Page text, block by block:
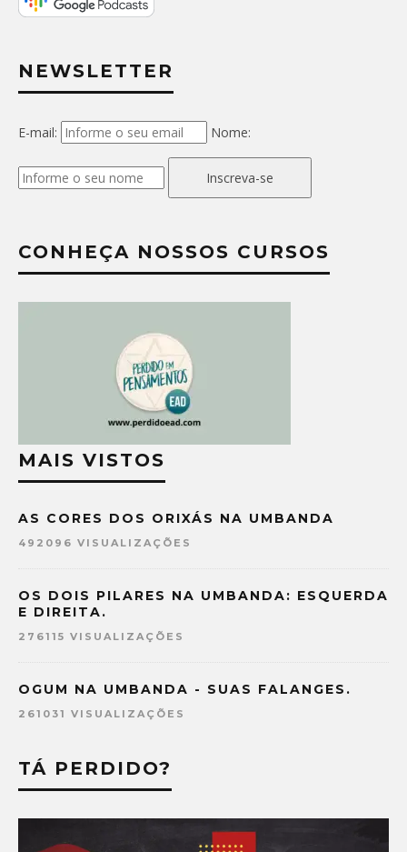
NEWSLETTER
E-mail: Nome:
Inscreva-se
CONHEÇA NOSSOS CURSOS
MAIS VISTOS
AS CORES DOS ORIXÁS NA UMBANDA
492096 VISUALIZAÇÕES
OS DOIS PILARES NA UMBANDA: ESQUERDA
E DIREITA.
276115 VISUALIZAÇÕES
OGUM NA UMBANDA - SUAS FALANGES.
261031 VISUALIZAÇÕES
TÁ PERDIDO?